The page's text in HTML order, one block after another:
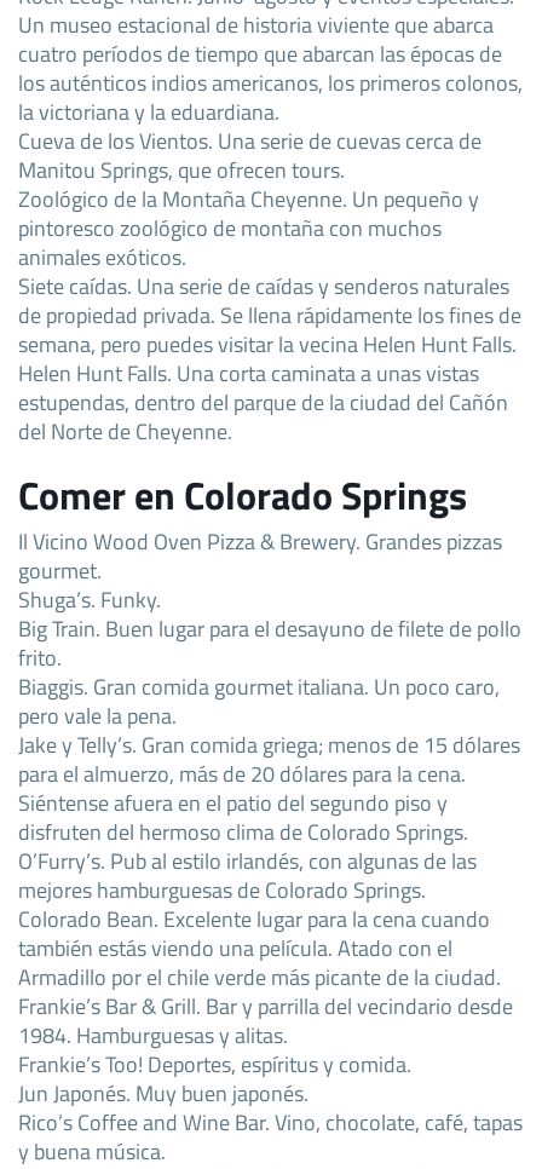
Un museo estacional de historia viviente que abarca
cuatro períodos de tiempo que abarcan las épocas de
los auténticos indios americanos, los primeros colonos,
la victoriana y la eduardiana.
Cueva de los Vientos. Una serie de cuevas cerca de
Manitou Springs, que ofrecen tours.
Zoológico de la Montaña Cheyenne. Un pequeño y
pintoresco zoológico de montaña con muchos
animales exóticos.
Siete caídas. Una serie de caídas y senderos naturales
de propiedad privada. Se llena rápidamente los fines de
semana, pero puedes visitar la vecina Helen Hunt Falls.
Helen Hunt Falls. Una corta caminata a unas vistas
estupendas, dentro del parque de la ciudad del Cañón
del Norte de Cheyenne.
Comer en Colorado Springs
Il Vicino Wood Oven Pizza & Brewery. Grandes pizzas
gourmet.
Shuga’s. Funky.
Big Train. Buen lugar para el desayuno de filete de pollo
frito.
Biaggis. Gran comida gourmet italiana. Un poco caro,
pero vale la pena.
Jake y Telly’s. Gran comida griega; menos de 15 dólares
para el almuerzo, más de 20 dólares para la cena.
Siéntense afuera en el patio del segundo piso y
disfruten del hermoso clima de Colorado Springs.
O’Furry’s. Pub al estilo irlandés, con algunas de las
mejores hamburguesas de Colorado Springs.
Colorado Bean. Excelente lugar para la cena cuando
también estás viendo una película. Atado con el
Armadillo por el chile verde más picante de la ciudad.
Frankie’s Bar & Grill. Bar y parrilla del vecindario desde
1984. Hamburguesas y alitas.
Frankie’s Too! Deportes, espíritus y comida.
Jun Japonés. Muy buen japonés.
Rico’s Coffee and Wine Bar. Vino, chocolate, café, tapas
y buena música.